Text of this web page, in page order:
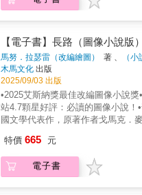
作。評論文學多年的他，在四十八
「刪減前一百頁篇幅」後置之不理
猶如登山，要看到好風景必須歷經
證明，讀者願意。《玫瑰的名字》
學類暢銷書排行榜上，連續七年聲勢
得義大利最重要的女巫文學獎（
Strega）首獎，被法國《世界報》
紀百大好書之一；至今在四十多個
全球總銷售量五千萬冊。《玫瑰的名
漫大師馬那哈首次改編小說，艾可
幅來描述這個巨大、可怕、令人印
築，馬那哈將其描繪出非常壯闊的山
院，以及各個人物的特寫、表情、
宅，也是一間逐漸步入蕭條的葬儀社
雅好文學的高中教師，也是家族事
的繼承人，更常是孩子們望而生畏
父。成長過程中，她愈來愈不安於
長髮、洋裝，倒察覺爸爸在權威外
優美事物的執著遠勝於她。終於，在
的大學校園、風起雲湧的平權運動浪
鼓起勇氣寫信回家宣告「我是同性
立刻面對母親的嚴厲反對與驚人揭
父親隱藏性向的歲月，比她還長。
父親不但對往事守口如瓶，連真正
謎。她於是開始細細挖掘從小到大
憶，在父親精心修繕的屋子裡、在父
文學作品中，尋找著他的雙重生活
回憶錄/自傳☆美國圖書館學會石牆
瑤（作家）、林蔚昀（作家）、紀
志文學史》、酷兒科幻小說《膜》
大學台灣文學研究所副教授）、張亦
家）、番紅花（作家）、黃惠偵（《
話》導演）、黃嘉韻（張銘峰律師事
問、高雄市性別公民行動協會理事
女性權益促進會理事長）、聶永真
──感動推薦 「老爸的生命終局成為
端。更精準地說，他謊言的盡頭剛
小鎮上長大，家是一座華麗的哥德
宅，也是一間逐漸步入蕭條的葬儀社
雅好文學的高中教師，也是家族事
【電子書】長路（圖像小說版）
馬努．拉瑟雷（改編繪圖） 著 、
（
馬克．麥卡錫著
木馬文化 出版
2025/09/03 出版
•2025艾斯納獎最佳改編圖像小說獎
站4.7顆星好評：必讀的圖像小說！
國文學代表作，原著作者戈馬克．
法文首刷限量版附錄●小說改編為圖
人壯舉：視覺簡約、黑暗，卻極具人
完美無缺。——艾斯納獎名人堂藝
特價 665 元
電子書